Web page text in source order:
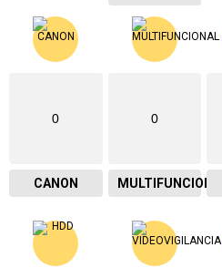
0
CANON
0
MULTIFUNCIONAL